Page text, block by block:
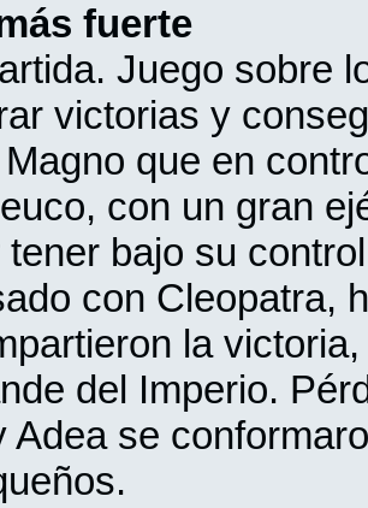
fuerte
Juego sobre
victorias y
que en
con un gran
tener bajo su
con Cleopatra,
la
del Imperio.
Adea se